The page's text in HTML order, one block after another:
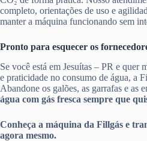
completo, orientações de uso e
manter a máquina funcionando sem
Pronto para esquecer os
Se você está em Jesuítas – PR e quer
e praticidade no consumo de água, a
Abandone os galões, as garrafas e as
água com gás fresca sempre que
Conheça a máquina da Fillgás e
agora mesmo.